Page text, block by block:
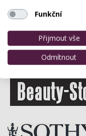
Funkční
Přijmout vše
Odmítnout